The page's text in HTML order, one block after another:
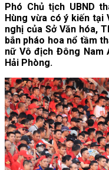
Phó Chủ tịch UBND
Hùng vừa có ý kiến tại
nghị của Sở Văn hóa,
bắn pháo hoa nổ tầm
nữ Vô địch Đông Nam
Hải Phòng.